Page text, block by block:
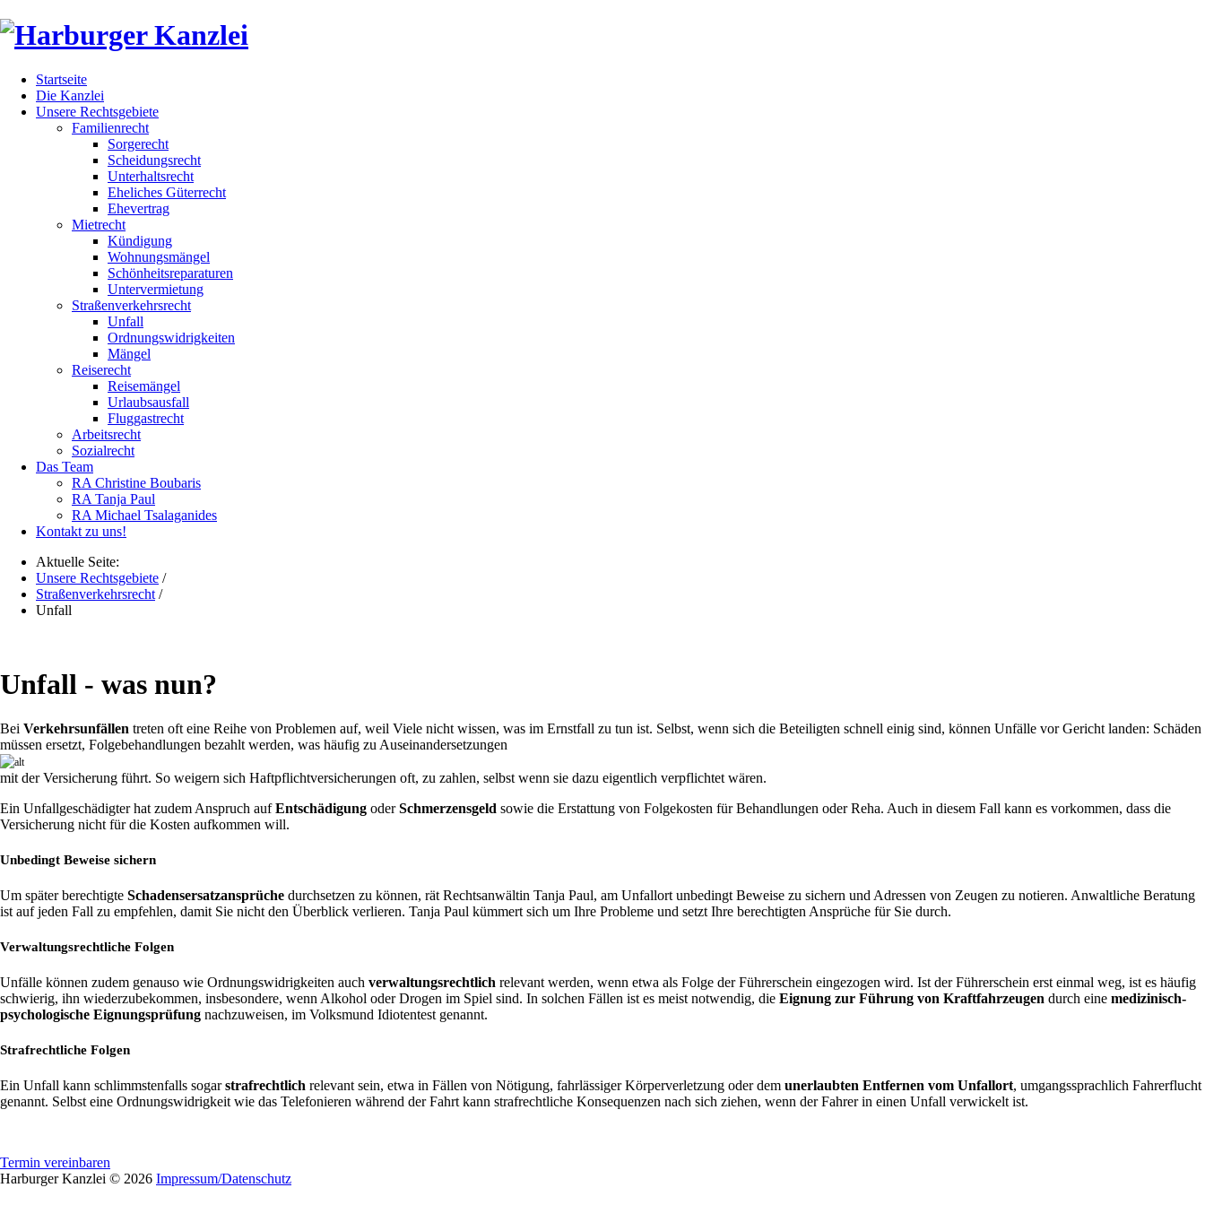
Startseite
Die Kanzlei
Unsere Rechtsgebiete
Familienrecht
Sorgerecht
Scheidungsrecht
Unterhaltsrecht
Eheliches Güterrecht
Ehevertrag
Mietrecht
Kündigung
Wohnungsmängel
Schönheitsreparaturen
Untervermietung
Straßenverkehrsrecht
Unfall
Ordnungswidrigkeiten
Mängel
Reiserecht
Reisemängel
Urlaubsausfall
Fluggastrecht
Arbeitsrecht
Sozialrecht
Das Team
RA Christine Boubaris
RA Tanja Paul
RA Michael Tsalaganides
Kontakt zu uns!
Aktuelle Seite:
Unsere Rechtsgebiete /
Straßenverkehrsrecht /
Unfall
Unfall - was nun?
Bei Verkehrsunfällen treten oft eine Reihe von Problemen auf, weil Viele nicht wissen, was im Ernstfall zu tun ist. Selbst, wenn sich die Beteiligten schnell einig sind, können Unfälle vor Gericht landen: Schäden
müssen ersetzt, Folgebehandlungen bezahlt werden, was häufig zu Auseinandersetzungen
mit der Versicherung führt. So weigern sich Haftpflichtversicherungen oft, zu zahlen, selbst wenn sie dazu eigentlich verpflichtet wären.
Ein Unfallgeschädigter hat zudem Anspruch aufEntschädigung oderSchmerzensgeld sowie die Erstattung von Folgekosten für Behandlungen oder Reha. Auch in diesem Fall kann es vorkommen, dass die
Versicherung nicht für die Kosten aufkommen will.
Unbedingt Beweise sichern
Um später berechtigte Schadensersatzansprüche durchsetzen zu können, rät Rechtsanwältin Tanja Paul, am Unfallort unbedingt Beweise zu sichern und Adressen von Zeugen zu notieren. Anwaltliche Beratung
ist auf jeden Fall zu empfehlen, damit Sie nicht den Überblick verlieren. Tanja Paul kümmert sich um Ihre Probleme und setzt Ihre berechtigten Ansprüche für Sie durch.
Verwaltungsrechtliche Folgen
Unfälle können zudem genauso wie Ordnungswidrigkeiten auch verwaltungsrechtlich relevant werden, wenn etwa als Folge der Führerschein eingezogen wird. Ist der Führerschein erst einmal weg, ist es häufig
schwierig, ihn wiederzubekommen, insbesondere, wenn Alkohol oder Drogen im Spiel sind. In solchen Fällen ist es meist notwendig, die Eignung zur Führung von Kraftfahrzeugen durch eine medizinisch-
psychologische Eignungsprüfung nachzuweisen, im Volksmund Idiotentest genannt.
Strafrechtliche Folgen
Ein Unfall kann schlimmstenfalls sogarstrafrechtlich relevant sein, etwa in Fällen von Nötigung, fahrlässiger Körperverletzung oder dem unerlaubten Entfernen vom Unfallort, umgangssprachlich Fahrerflucht
genannt. Selbst eine Ordnungswidrigkeit wie das Telefonieren während der Fahrt kann strafrechtliche Konsequenzen nach sich ziehen, wenn der Fahrer in einen Unfall verwickelt ist.
Termin vereinbaren
Harburger Kanzlei © 2026 Impressum/Datenschutz